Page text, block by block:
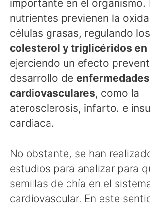
importante en el organismo.
nutrientes previenen la
células grasas, regulando los
colesterol y triglicéridos en
ejerciendo un efecto
desarrollo de enfermedades
cardiovasculares, como la
aterosclerosis, infarto. e
cardiaca.
No obstante, se han
estudios para analizar para
semillas de chía en el
cardiovascular. En este